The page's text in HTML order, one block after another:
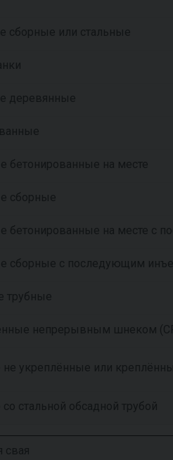
сборные или стальные
деревянные
бетонированные на месте
сборные
бетонированные на месте с
сборные с последующим
трубные
непрерывным шнеком
укреплённые или
стальной обсадной трубой
свая